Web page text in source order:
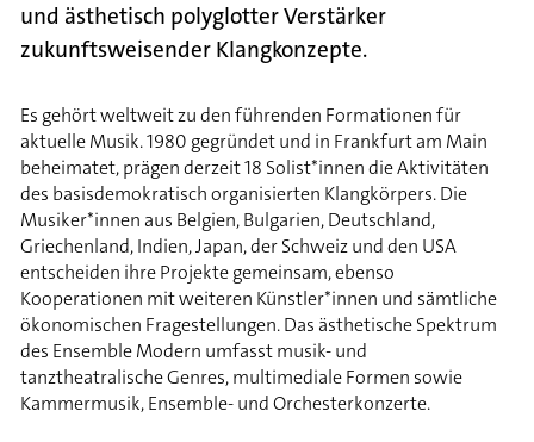
und ästhetisch polyglotter Verstärker
zukunftsweisender Klangkonzepte.
Es gehört weltweit zu den führenden Formationen für
aktuelle Musik. 1980 gegründet und in Frankfurt am Main
beheimatet, prägen derzeit 18 Solist*innen die Aktivitäten
des basisdemokratisch organisierten Klangkörpers. Die
Musiker*innen aus Belgien, Bulgarien, Deutschland,
Griechenland, Indien, Japan, der Schweiz und den USA
entscheiden ihre Projekte gemeinsam, ebenso
Kooperationen mit weiteren Künstler*innen und sämtliche
ökonomischen Fragestellungen. Das ästhetische Spektrum
des Ensemble Modern umfasst musik- und
tanztheatralische Genres, multimediale Formen sowie
Kammermusik, Ensemble- und Orchesterkonzerte.